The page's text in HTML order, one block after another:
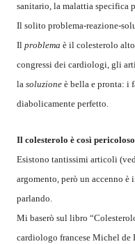
sanitario, la malattia specifica
Il solito problema-reazione-
Il problema è il colesterolo
congressi dei cardiologi, gli
la soluzione è bella e pronta: i
diabolicamente perfetto.
Il colesterolo è così
Esistono tantissimi articoli
argomento, però un accenno è
parlando.
Mi baserò sul libro
cardiologo francese Michel de